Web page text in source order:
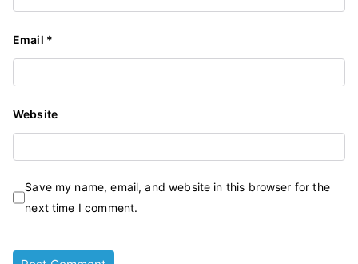
Email *
Website
Save my name, email, and website in this browser for the
next time I comment.